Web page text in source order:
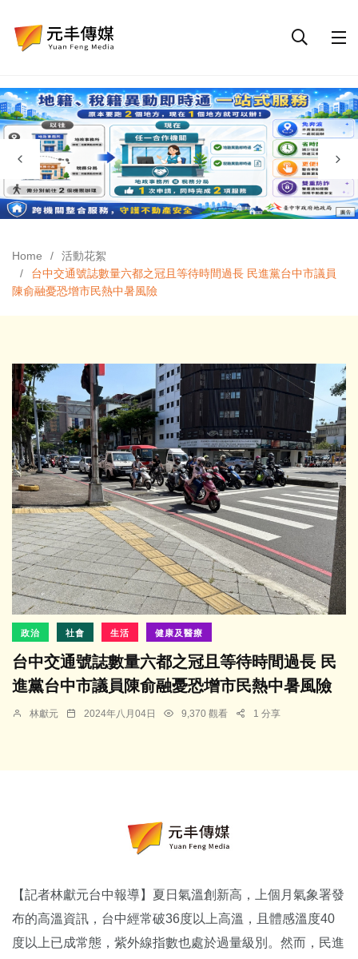
Home
活動花絮
台中交通號誌數量六都之冠且等待時間過長 民進黨台中市議員
陳俞融憂恐增市民熱中暑風險
政治 社會 生活 健康及醫療
台中交通號誌數量六都之冠且等待時間過長 民
進黨台中市議員陳俞融憂恐增市民熱中暑風險
林獻元 2024年八月04日 9,370 觀看 1 分享
【記者林獻元台中報導】夏日氣溫創新高，上個月氣象署發
布的高溫資訊，台中經常破36度以上高溫，且體感溫度40
度以上已成常態，紫外線指數也處於過量級別。然而，民進